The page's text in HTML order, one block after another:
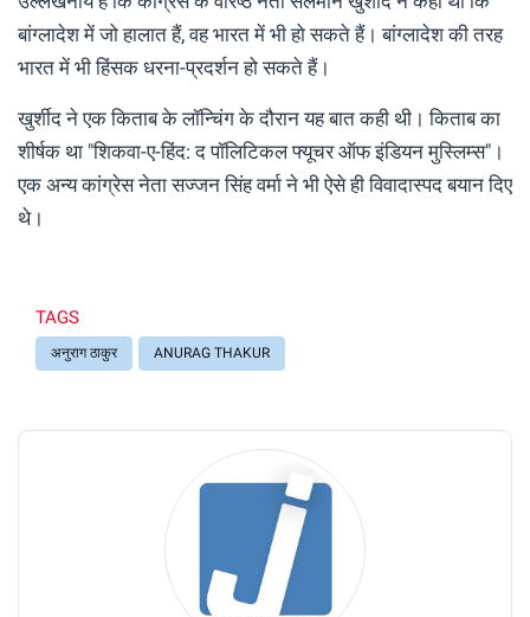
बांग्लादेश में जो हालात हैं, वह भारत में भी हो सकते हैं। बांग्लादेश की तरह
भारत में भी हिंसक धरना-प्रदर्शन हो सकते हैं।
खुर्शीद ने एक किताब के लॉन्चिंग के दौरान यह बात कही थी। किताब का
शीर्षक था "शिकवा-ए-हिंद: द पॉलिटिकल फ्यूचर ऑफ इंडियन मुस्लिम्स"।
एक अन्य कांग्रेस नेता सज्जन सिंह वर्मा ने भी ऐसे ही विवादास्पद बयान दिए
थे।
TAGS
अनुराग ठाकुर ANURAG THAKUR